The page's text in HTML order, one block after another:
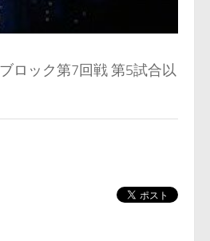
ロック第7回戦 第5試合以